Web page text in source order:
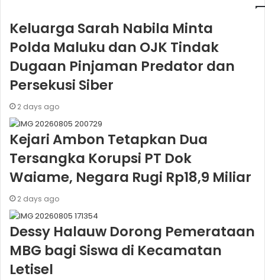
Keluarga Sarah Nabila Minta
Polda Maluku dan OJK Tindak
Dugaan Pinjaman Predator dan
Persekusi Siber
2 days ago
Kejari Ambon Tetapkan Dua
Tersangka Korupsi PT Dok
Waiame, Negara Rugi Rp18,9 Miliar
2 days ago
Dessy Halauw Dorong Pemerataan
MBG bagi Siswa di Kecamatan
Letisel